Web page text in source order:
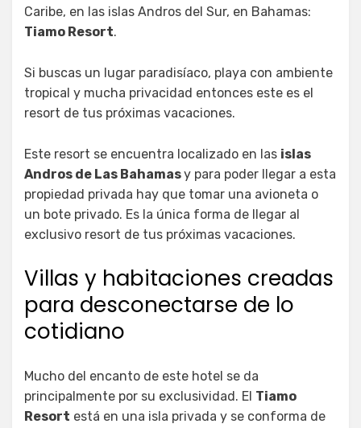
Caribe, en las islas Andros del Sur, en Bahamas:
Tiamo Resort.
Si buscas un lugar paradisíaco, playa con ambiente
tropical y mucha privacidad entonces este es el
resort de tus próximas vacaciones.
Este resort se encuentra localizado en las islas
Andros de Las Bahamasy para poder llegar a esta
propiedad privada hay que tomar una avioneta o
un bote privado. Es la única forma de llegar al
exclusivo resort de tus próximas vacaciones.
Villas y habitaciones creadas
para desconectarse de lo
cotidiano
Mucho del encanto de este hotel se da
principalmente por su exclusividad. El Tiamo
Resort está en una isla privada y se conforma de